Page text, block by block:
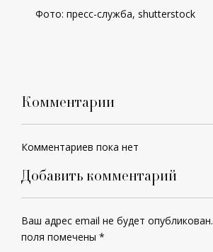
Фото: пресс-служба, shutterstock
Комментарии
Комментариев пока нет
Добавить комментарий
Ваш адрес email не будет опубликован.
поля помечены *